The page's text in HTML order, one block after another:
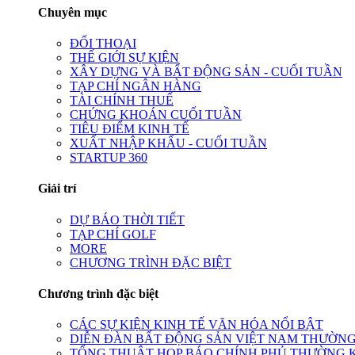
Chuyên mục
ĐỐI THOẠI
THẾ GIỚI SỰ KIỆN
XÂY DỰNG VÀ BẤT ĐỘNG SẢN - CUỐI TUẦN
TẠP CHÍ NGÂN HÀNG
TÀI CHÍNH THUẾ
CHỨNG KHOÁN CUỐI TUẦN
TIÊU ĐIỂM KINH TẾ
XUẤT NHẬP KHẨU - CUỐI TUẦN
STARTUP 360
Giải trí
DỰ BÁO THỜI TIẾT
TẠP CHÍ GOLF
MORE
CHƯƠNG TRÌNH ĐẶC BIỆT
Chương trình đặc biệt
CÁC SỰ KIỆN KINH TẾ VĂN HÓA NỔI BẬT
DIỄN ĐÀN BẤT ĐỘNG SẢN VIỆT NAM